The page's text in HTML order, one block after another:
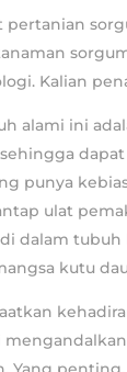
pertanian
Kalian
alami ini
punya
ulat
dalam
kutu